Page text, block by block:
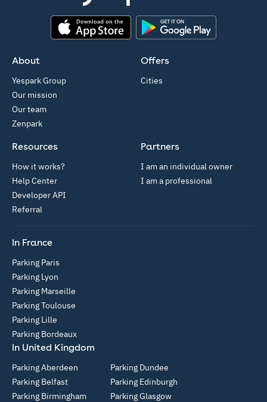
About
Yespark Group
Our mission
Our team
Zenpark
Offers
Cities
Partners
I am an individual owner
I am a professional
Resources
How it works?
Help Center
Developer API
Referral
In France
Parking Paris
Parking Lyon
Parking Marseille
Parking Toulouse
Parking Lille
Parking Bordeaux
In United Kingdom
Parking Aberdeen
Parking Belfast
Parking Birmingham
Parking Dundee
Parking Edinburgh
Parking Glasgow